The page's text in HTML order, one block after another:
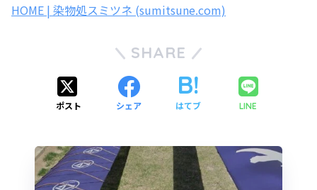
HOME | 染物処スミツネ (sumitsune.com)
SHARE
ポスト シェア はてブ LINE